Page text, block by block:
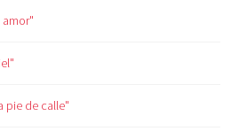
amor"
pie de calle"